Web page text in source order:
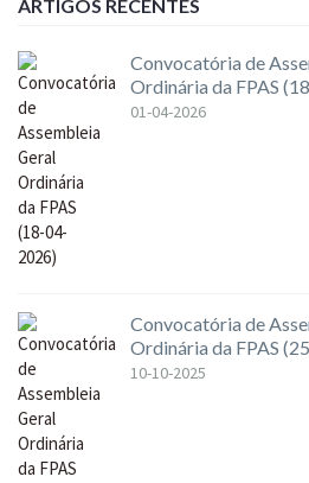
ARTIGOS RECENTES
Convocatória de
Ordinária da FPAS
01-04-2026
Convocatória de
Ordinária da FPAS
10-10-2025